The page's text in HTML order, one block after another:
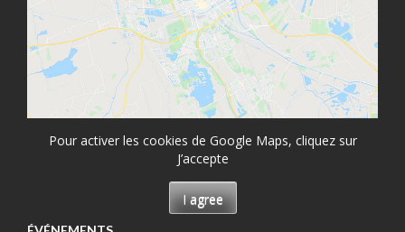
Pour activer les cookies de Google Maps, cliquez sur
J’accepte
I agree